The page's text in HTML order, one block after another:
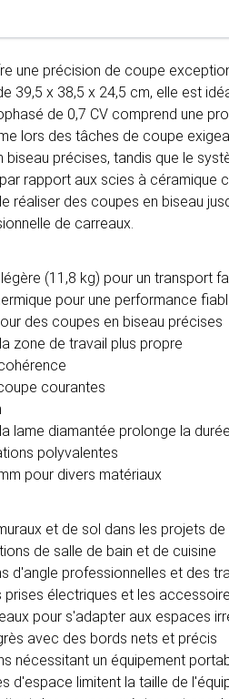
une précision de coupe
39,5 x 38,5 x 24,5 cm, elle est
de 0,7 CV comprend une
lors des tâches de coupe
biseau précises, tandis que le
rapport aux scies à céramique
réaliser des coupes en biseau
de carreaux.
(11,8 kg) pour un transport
pour une performance
des coupes en biseau précises
zone de travail plus propre
courantes
lame diamantée prolonge la
polyvalentes
pour divers matériaux
et de sol dans les projets
de salle de bain et de cuisine
d'angle professionnelles et des
électriques et les
pour s'adapter aux espaces
avec des bords nets et précis
nécessitant un équipement
d'espace limitent la taille de